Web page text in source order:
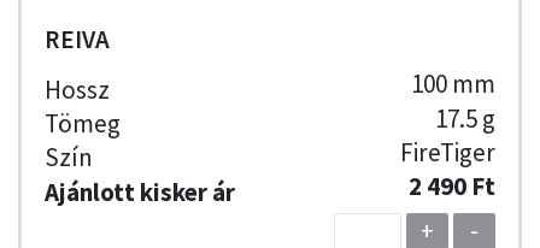
REIVA
100 mm
17.5 g
FireTiger
2 490 Ft
+
-